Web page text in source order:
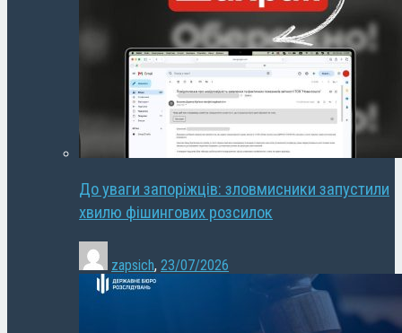
До уваги запоріжців: зловмисники запустили
хвилю фішингових розсилок
zapsich, 23/07/2026